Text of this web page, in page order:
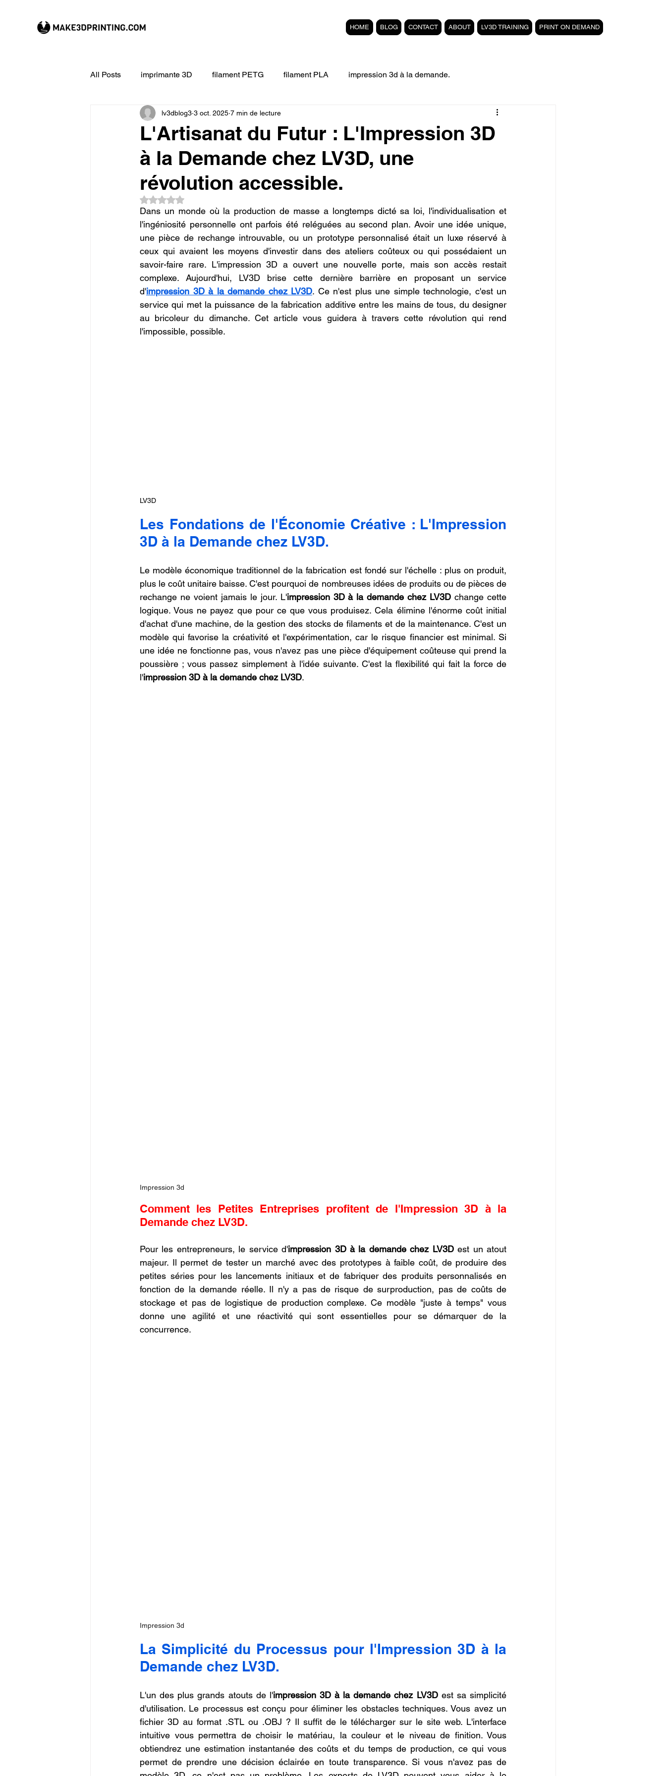
HOME BLOG CONTACT ABOUT LV3D TRAINING PRINT ON DEMAND
All Posts imprimante 3D filament PETG filament PLA impression 3d à la demande.
CREALITY imprimante 3D Filament 3D FLEXIBLE filament PETG carbone
Filament 3D Formation à l'impression 3D. Formation éligible au CPF Impressio
impression 3D en ligne
Commerce en Franchise concession LV3D Franchise LV3D Formation 3D QUALIOPI
CREALITY SPARKX i7 Color Combo Bambu Lab X2D SNAPMAKER U1
L'Artisanat du Futur : L'Impression 3D
à la Demande chez LV3D, une
révolution accessible.
lv3dblog3 3 oct. 2025 7 min de lecture
Noté NaN étoiles sur 5.
Dans un monde où la production de masse a longtemps dicté sa loi, l'individualisation et
l'ingéniosité personnelle ont parfois été reléguées au second plan. Avoir une idée unique,
une pièce de rechange introuvable, ou un prototype personnalisé était un luxe réservé à
ceux qui avaient les moyens d'investir dans des ateliers coûteux ou qui possédaient un
savoir-faire rare. L'impression 3D a ouvert une nouvelle porte, mais son accès restait
complexe. Aujourd'hui, LV3D brise cette dernière barrière en proposant un service
d'impression 3D à la demande chez LV3D. Ce n'est plus une simple technologie, c'est un
service qui met la puissance de la fabrication additive entre les mains de tous, du designer
au bricoleur du dimanche. Cet article vous guidera à travers cette révolution qui rend
l'impossible, possible.
LV3D
Les Fondations de l'Économie Créative : L'Impression
3D à la Demande chez LV3D.
Le modèle économique traditionnel de la fabrication est fondé sur l'échelle : plus on produit,
plus le coût unitaire baisse. C'est pourquoi de nombreuses idées de produits ou de pièces de
rechange ne voient jamais le jour. L'impression 3D à la demande chez LV3D change cette
logique. Vous ne payez que pour ce que vous produisez. Cela élimine l'énorme coût initial
d'achat d'une machine, de la gestion des stocks de filaments et de la maintenance. C'est un
modèle qui favorise la créativité et l'expérimentation, car le risque financier est minimal. Si
une idée ne fonctionne pas, vous n'avez pas une pièce d'équipement coûteuse qui prend la
poussière ; vous passez simplement à l'idée suivante. C'est la flexibilité qui fait la force de
l'impression 3D à la demande chez LV3D.
Impression 3d
Comment les Petites Entreprises profitent de l'Impression 3D à la
Demande chez LV3D.
Pour les entrepreneurs, le service d'impression 3D à la demande chez LV3D est un atout
majeur. Il permet de tester un marché avec des prototypes à faible coût, de produire des
petites séries pour les lancements initiaux et de fabriquer des produits personnalisés en
fonction de la demande réelle. Il n'y a pas de risque de surproduction, pas de coûts de
stockage et pas de logistique de production complexe. Ce modèle "juste à temps" vous
donne une agilité et une réactivité qui sont essentielles pour se démarquer de la
concurrence.
Impression 3d
La Simplicité du Processus pour l'Impression 3D à la
Demande chez LV3D.
L'un des plus grands atouts de l'impression 3D à la demande chez LV3D est sa simplicité
d'utilisation. Le processus est conçu pour éliminer les obstacles techniques. Vous avez un
fichier 3D au format .STL ou .OBJ ? Il suffit de le télécharger sur le site web. L'interface
intuitive vous permettra de choisir le matériau, la couleur et le niveau de finition. Vous
obtiendrez une estimation instantanée des coûts et du temps de production, ce qui vous
permet de prendre une décision éclairée en toute transparence. Si vous n'avez pas de